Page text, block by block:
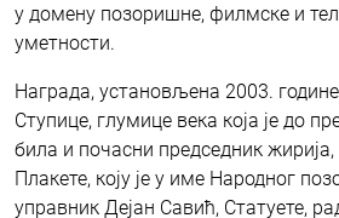
у домену позоришне, филмске и
уметности.
Награда, установљена 2003.
Ступице, глумице века која је до
била и почасни председник жирија,
Плакете, коју је у име Народног
управник Дејан Савић, Статуете,